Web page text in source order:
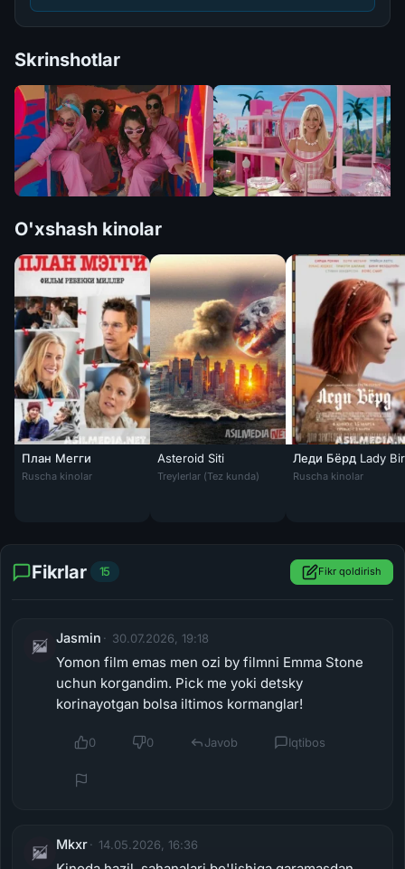
Skrinshotlar
O'xshash kinolar
План Мегги
Ruscha kinolar
Asteroid Siti
Asteroid Siti / Asteroidlar shahri Uzbek
Treylerlar (Tez kunda)
Леди Бёрд Lady
Ruscha kinolar
Fikrlar 15 Fikr qoldirish
Jasmin 30.07.2026, 19:18
Yomon film emas men ozi by filmni Emma Stone
uchun korgandim. Pick me yoki detsky
korinayotgan bolsa iltimos kormanglar!
0 0 Javob Iqtibos
Mkxr 14.05.2026, 16:36